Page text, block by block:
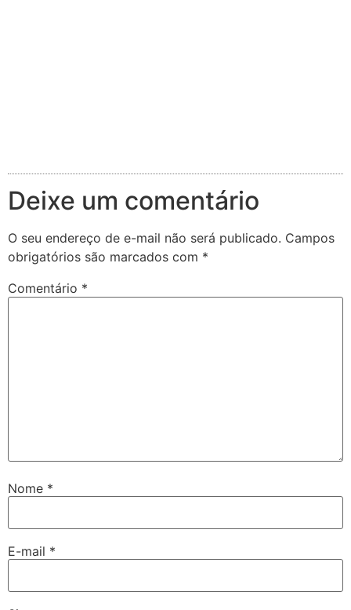
Deixe um comentário
O seu endereço de e-mail não será publicado. Campos
obrigatórios são marcados com *
Comentário *
Nome *
E-mail *